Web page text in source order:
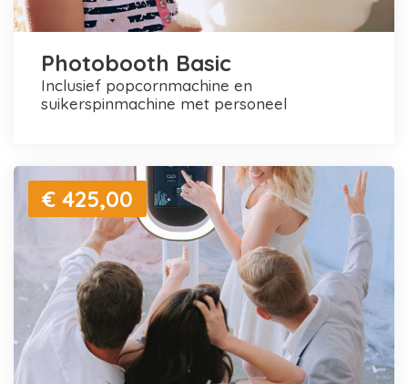
Photobooth Basic
inclusief popcornmachine en
suikerspinmachine met personeel
€ 425,00